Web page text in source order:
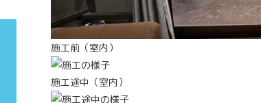
施工前（室内）
施工途中（室内）